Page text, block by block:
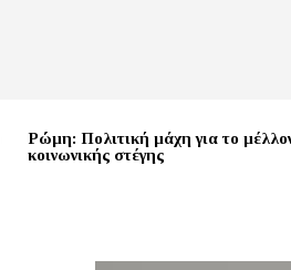
Ρώμη: Πολιτική μάχη για το
κοινωνικής στέγης